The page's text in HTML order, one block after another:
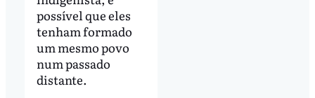
possível que eles
tenham formado
um mesmo povo
num passado
distante.